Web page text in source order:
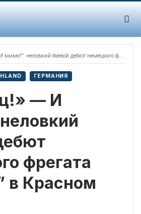
неловкий боевой дебют немецкого фрегата “Гессен” в Красном море
ГЕРМАНИЯ
— И
фрегата
в Красном